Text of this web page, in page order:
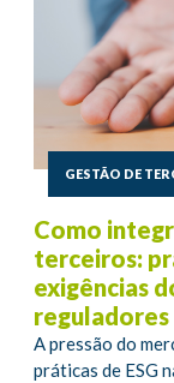
GESTÃO DE
Como
terceiros:
exigências
reguladores
A pressão do
práticas de ESG